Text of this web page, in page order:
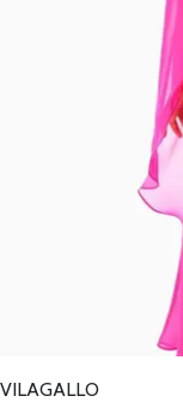
VILAGALLO